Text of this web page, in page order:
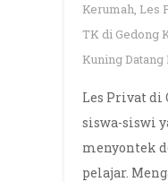
Kerumah, Les
TK di Gedong
Kuning
Les Privat di
siswa-siswi
menyontek
pelajar.